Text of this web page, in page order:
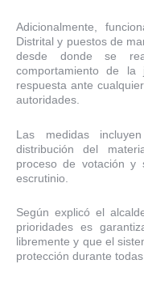
Adicionalmente,
Distrital y puestos de
desde donde se
comportamiento de
respuesta ante
autoridades.
Las medidas
distribución del
proceso de votación y
escrutinio.
Según explicó el
prioridades es
libremente y que el
protección durante